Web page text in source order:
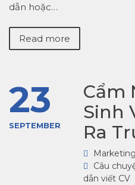
dẫn hoặc…
Read more
23
SEPTEMBER
Cẩm
Sinh
Ra
Câu
dẫn viết CV